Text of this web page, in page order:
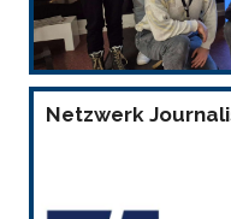
Netzwerk